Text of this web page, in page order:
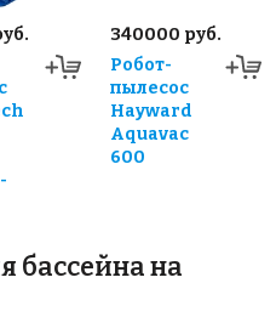
340000 руб.
Робот-
пылесос
Hayward
Aquavac
600
бассейна на